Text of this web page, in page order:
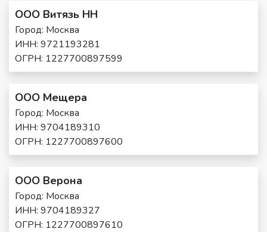
ООО Витязь НН
Город: Москва
ИНН: 9721193281
ОГРН: 1227700897599
ООО Мещера
Город: Москва
ИНН: 9704189310
ОГРН: 1227700897600
ООО Верона
Город: Москва
ИНН: 9704189327
ОГРН: 1227700897610